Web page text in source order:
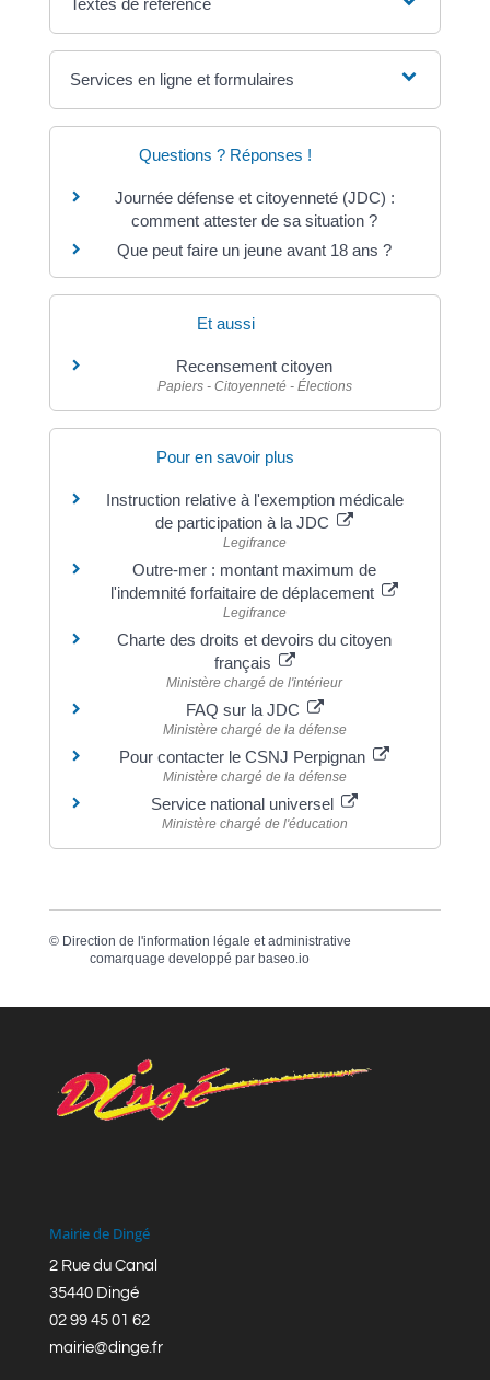
Services en ligne et formulaires
Questions ? Réponses !
Journée défense et citoyenneté (JDC) :
comment attester de sa situation ?
Que peut faire un jeune avant 18 ans ?
Et aussi
Recensement citoyen
Papiers - Citoyenneté - Élections
Pour en savoir plus
Instruction relative à l'exemption médicale
de participation à la JDC
Legifrance
Outre-mer : montant maximum de
l'indemnité forfaitaire de déplacement
Legifrance
Charte des droits et devoirs du citoyen
français
Ministère chargé de l'intérieur
FAQ sur la JDC
Ministère chargé de la défense
Pour contacter le CSNJ Perpignan
Ministère chargé de la défense
Service national universel
Ministère chargé de l'éducation
© Direction de l'information légale et administrative
comarquage developpé par baseo.io
Mairie de Dingé
2 Rue du Canal
35440 Dingé
02 99 45 01 62
mairie@dinge.fr